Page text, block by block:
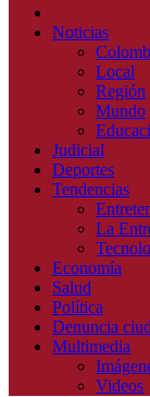
Noticias
Local
Región
Mundo
Judicial
Deportes
Tendencias
La
Economía
Salud
Política
Denuncia
Multimedia
Videos